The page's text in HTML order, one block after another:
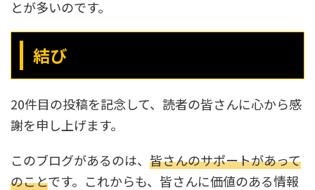
とが多いのです。
結び
20件目の投稿を記念して、読者の皆さんに心から感
謝を申し上げます。
このブログがあるのは、 皆さんのサポートがあって
のことです。これからも、皆さんに価値のある情報